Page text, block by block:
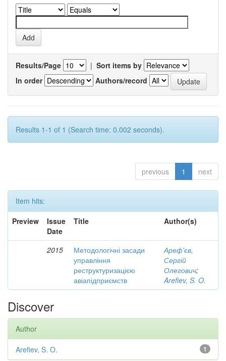
Results/Page | Sort items by
In order
Authors/record
Results 1-1 of 1 (Search time: 0.002 seconds).
previous 1 next
Item hits:
Preview
Issue
Date
Title Author(s)
2015
Методологічні засади
управління
реструктуризацією
авіапідприємств
Ареф'єв,
Сергій
Олегович;
Arefiev, S. O.
Discover
Author
1
Arefiev, S. O.